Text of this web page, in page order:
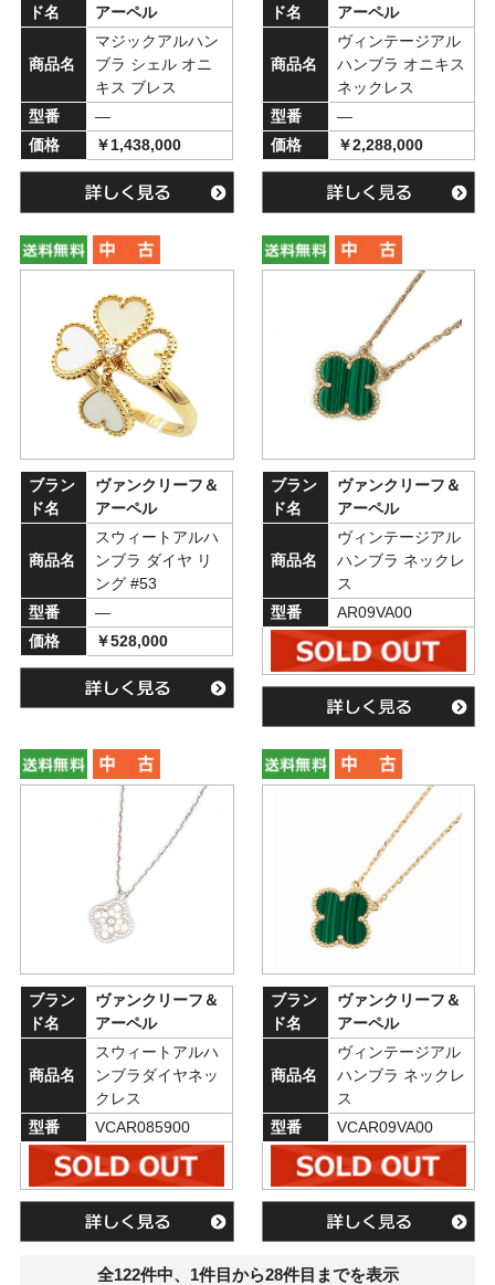
ド名
アーペル
商品名
マジックアルハン
ブラ シェル オニ
キス ブレス
型番
―
価格
￥1,438,000
ド名
アーペル
商品名
ヴィンテージアル
ハンブラ オニキス
ネックレス
型番
―
価格
￥2,288,000
ブラン
ド名
ヴァンクリーフ＆
アーペル
商品名
スウィートアルハ
ンブラ ダイヤ リ
ング #53
型番
―
価格
￥528,000
ブラン
ド名
ヴァンクリーフ＆
アーペル
商品名
ヴィンテージアル
ハンブラ ネックレ
ス
型番
AR09VA00
ブラン
ド名
ヴァンクリーフ＆
アーペル
商品名
スウィートアルハ
ンブラダイヤネッ
クレス
型番
VCAR085900
ブラン
ド名
ヴァンクリーフ＆
アーペル
商品名
ヴィンテージアル
ハンブラ ネックレ
ス
型番
VCAR09VA00
全122件中、1件目から28件目までを表示